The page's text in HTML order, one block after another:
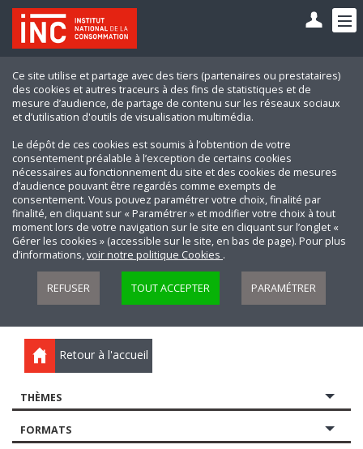
Ce site utilise et partage avec des tiers (partenaires ou prestataires)
des cookies et autres traceurs à des fins de statistiques et de
mesure d’audience, de partage de contenu sur les réseaux sociaux
et d’utilisation d'outils de visualisation multimédia.
Le dépôt de ces cookies est soumis à l’obtention de votre
consentement préalable à l’exception de certains cookies
nécessaires au fonctionnement du site et des cookies de mesures
d’audience pouvant être regardés comme exempts de
consentement. Vous pouvez paramétrer votre choix, finalité par
finalité, en cliquant sur « Paramétrer » et modifier votre choix à tout
moment lors de votre navigation sur le site en cliquant sur l’onglet «
Gérer les cookies » (accessible sur le site, en bas de page). Pour plus
d’informations,voir notre politique Cookies .
REFUSER TOUT ACCEPTER PARAMÉTRER
Retour à l'accueil
THÈMES
FORMATS